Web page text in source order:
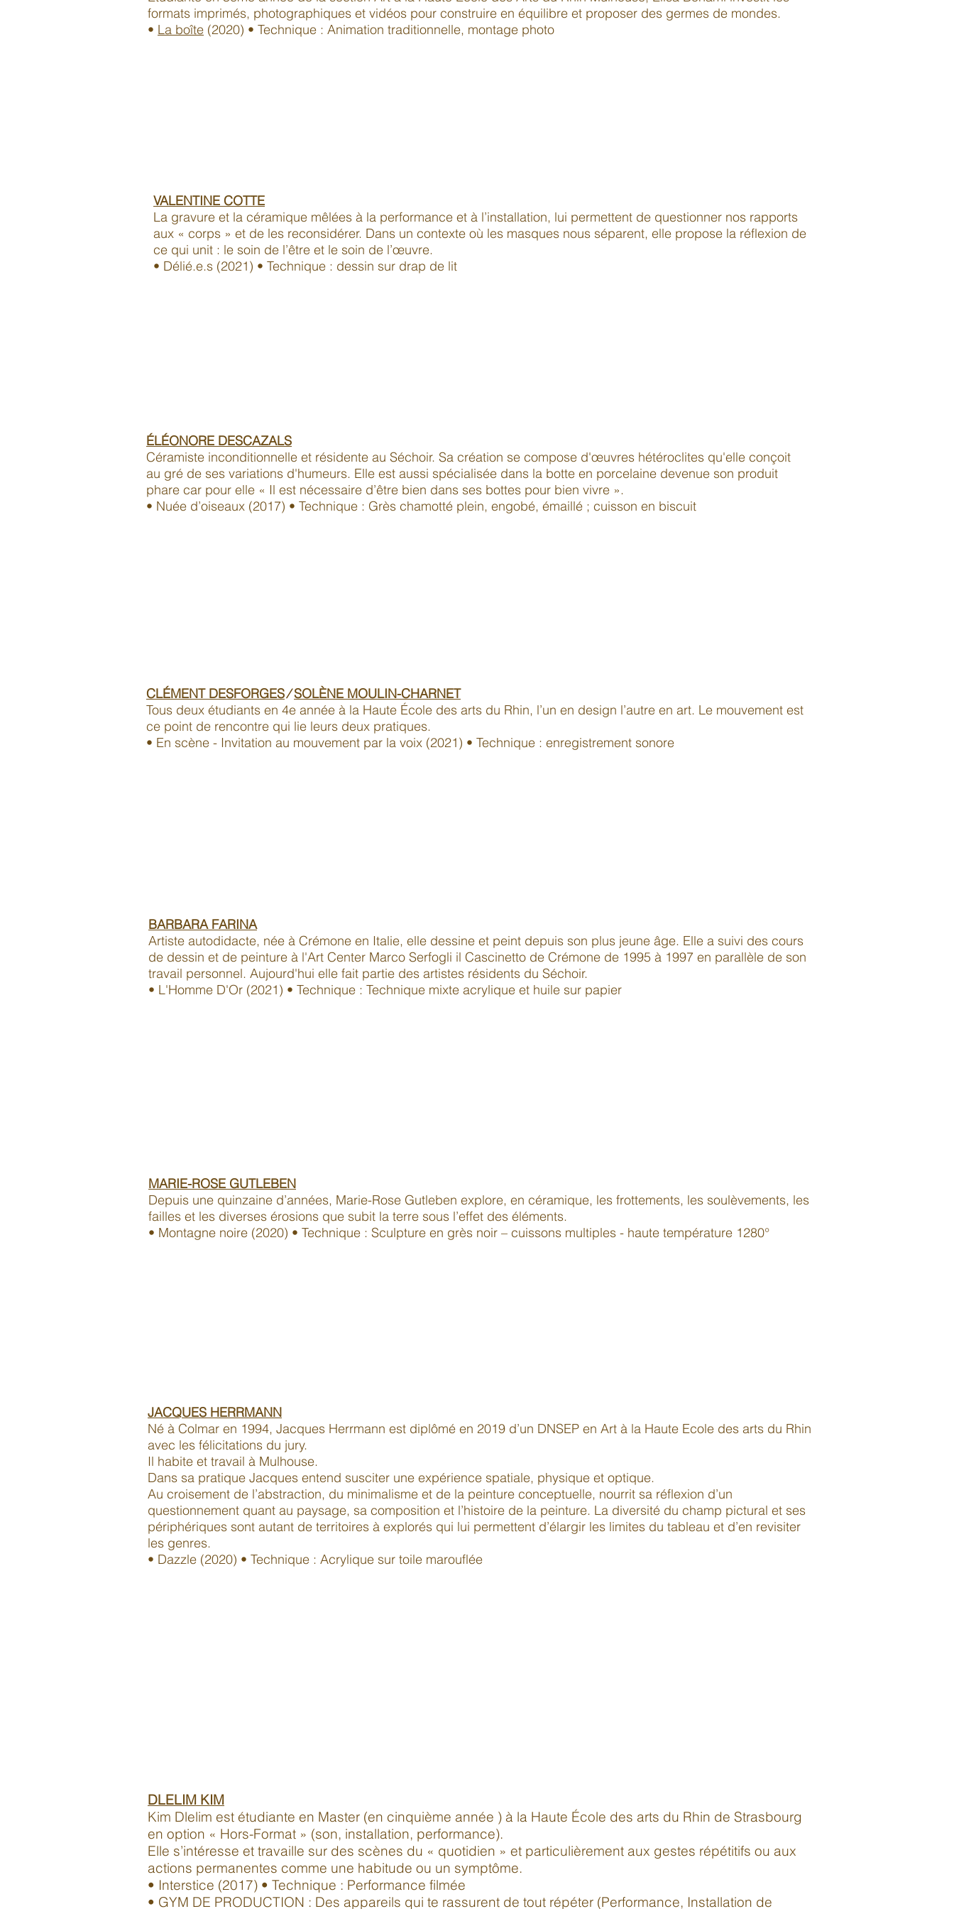
formats imprimés, photographiques et vidéos pour construire en équilibre et proposer des germes de mondes.
• La boîte (2020) • Technique : Animation traditionnelle, montage photo
VALENTINE COTTE
La gravure et la céramique mêlées à la performance et à l’installation, lui permettent de questionner nos rapports
aux « corps » et de les reconsidérer. Dans un contexte où les masques nous séparent, elle propose la réflexion de
ce qui unit : le soin de l’être et le soin de l’œuvre.
• Délié.e.s (2021) • Technique : dessin sur drap de lit
ÉLÉONORE DESCAZALS
Céramiste inconditionnelle et résidente au Séchoir. Sa création se compose d'œuvres hétéroclites qu'elle conçoit
au gré de ses variations d'humeurs. Elle est aussi spécialisée dans la botte en porcelaine devenue son produit
phare car pour elle « Il est nécessaire d’être bien dans ses bottes pour bien vivre ».
• Nuée d’oiseaux (2017) • Technique : Grès chamotté plein, engobé, émaillé ; cuisson en biscuit
CLÉMENT DESFORGES⁄SOLÈNE MOULIN-CHARNET
Tous deux étudiants en 4e année à la Haute École des arts du Rhin, l’un en design l’autre en art. Le mouvement est
ce point de rencontre qui lie leurs deux pratiques.
• En scène - Invitation au mouvement par la voix (2021) • Technique : enregistrement sonore
BARBARA FARINA
Artiste autodidacte, née à Crémone en Italie, elle dessine et peint depuis son plus jeune âge. Elle a suivi des cours
de dessin et de peinture à l'Art Center Marco Serfogli il Cascinetto de Crémone de 1995 à 1997 en parallèle de son
travail personnel. Aujourd'hui elle fait partie des artistes résidents du Séchoir.
• L'Homme D'Or (2021) • Technique : Technique mixte acrylique et huile sur papier
MARIE-ROSE GUTLEBEN
Depuis une quinzaine d’années, Marie-Rose Gutleben explore, en céramique, les frottements, les soulèvements, les
failles et les diverses érosions que subit la terre sous l’effet des éléments.
• Montagne noire (2020) • Technique : Sculpture en grès noir – cuissons multiples - haute température 1280°
JACQUES HERRMANN
Né à Colmar en 1994, Jacques Herrmann est diplômé en 2019 d’un DNSEP en Art à la Haute Ecole des arts du Rhin
avec les félicitations du jury.
Il habite et travail à Mulhouse.
Dans sa pratique Jacques entend susciter une expérience spatiale, physique et optique.
Au croisement de l’abstraction, du minimalisme et de la peinture conceptuelle, nourrit sa réflexion d’un
questionnement quant au paysage, sa composition et l’histoire de la peinture. La diversité du champ pictural et ses
périphériques sont autant de territoires à explorés qui lui permettent d’élargir les limites du tableau et d’en revisiter
les genres.
• Dazzle (2020) • Technique : Acrylique sur toile marouflée
DLELIM KIM
Kim Dlelim est étudiante en Master (en cinquième année ) à la Haute École des arts du Rhin de Strasbourg
en option « Hors-Format » (son, installation, performance).
Elle s’intéresse et travaille sur des scènes du « quotidien » et particulièrement aux gestes répétitifs ou aux
actions permanentes comme une habitude ou un symptôme.
• Interstice (2017) • Technique : Performance filmée
• GYM DE PRODUCTION : Des appareils qui te rassurent de tout répéter (Performance, Installation de